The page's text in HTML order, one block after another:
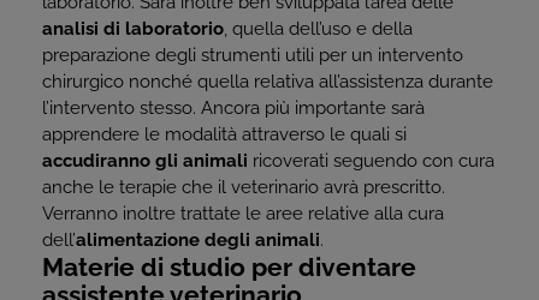
analisi di laboratorio, quella dell’uso e della
preparazione degli strumenti utili per un intervento
chirurgico nonché quella relativa all’assistenza durante
l’intervento stesso. Ancora più importante sarà
apprendere le modalità attraverso le quali si
accudiranno gli animali ricoverati seguendo con cura
anche le terapie che il veterinario avrà prescritto.
Verranno inoltre trattate le aree relative alla cura
dell’alimentazione degli animali.
Materie di studio per diventare